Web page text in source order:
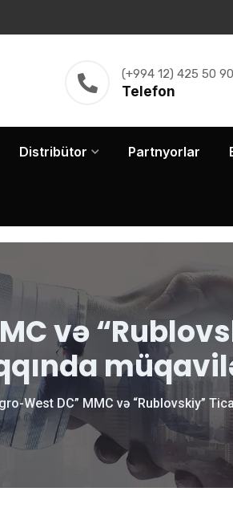
Telefon
(+994 12) 425 50 90
Distribütor Partnyorlar
və
West DC” MMC və “Rublovskiy”